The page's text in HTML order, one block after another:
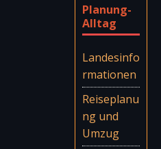
Planung-
Alltag
Landesinfo
rmationen
Reiseplanu
ng und
Umzug